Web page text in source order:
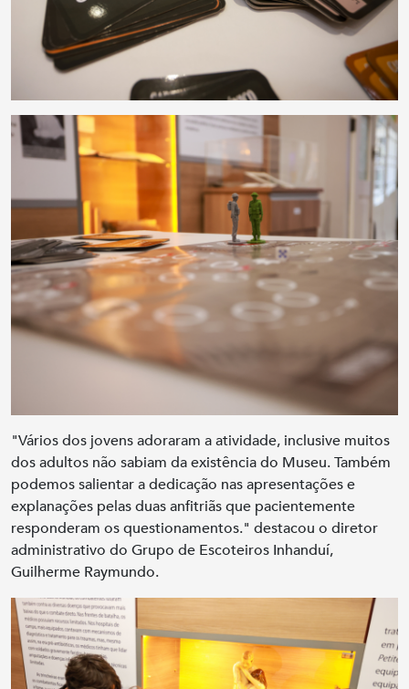
"Vários dos jovens adoraram a atividade, inclusive muitos
dos adultos não sabiam da existência do Museu. Também
podemos salientar a dedicação nas apresentações e
explanações pelas duas anfitriãs que pacientemente
responderam os questionamentos." destacou o diretor
administrativo do Grupo de Escoteiros Inhanduí,
Guilherme Raymundo.